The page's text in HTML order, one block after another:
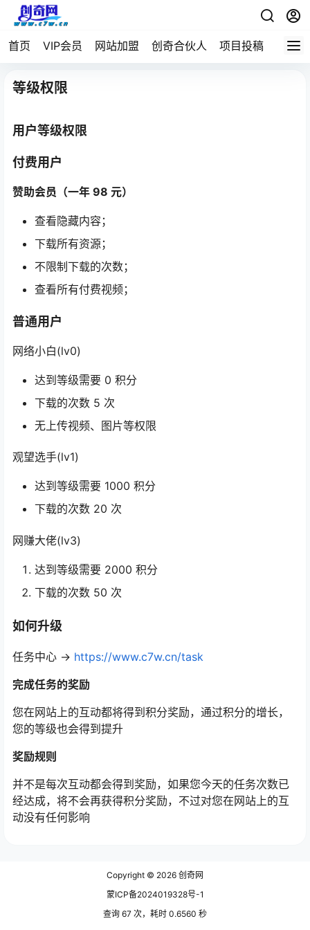
首页 VIP会员 网站加盟 创奇合伙人 项目投稿
等级权限
用户等级权限
付费用户
赞助会员（一年 98 元）
查看隐藏内容；
下载所有资源；
不限制下载的次数；
查看所有付费视频；
普通用户
网络小白(lv0)
达到等级需要 0 积分
下载的次数 5 次
无上传视频、图片等权限
观望选手(lv1)
达到等级需要 1000 积分
下载的次数 20 次
网赚大佬(lv3)
达到等级需要 2000 积分
下载的次数 50 次
如何升级
任务中心 -> https://www.c7w.cn/task
完成任务的奖励
您在网站上的互动都将得到积分奖励，通过积分的增长，
您的等级也会得到提升
奖励规则
并不是每次互动都会得到奖励，如果您今天的任务次数已
经达成，将不会再获得积分奖励，不过对您在网站上的互
动没有任何影响
Copyright © 2026 创奇网
蒙ICP备2024019328号-1
查询 67 次，耗时 0.6560 秒